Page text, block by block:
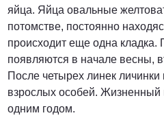
яйца. Яйца овальные
потомстве, постоянно
происходит еще одна кладка.
появляются в начале весны,
После четырех линек
взрослых особей. Жизненный
одним годом.